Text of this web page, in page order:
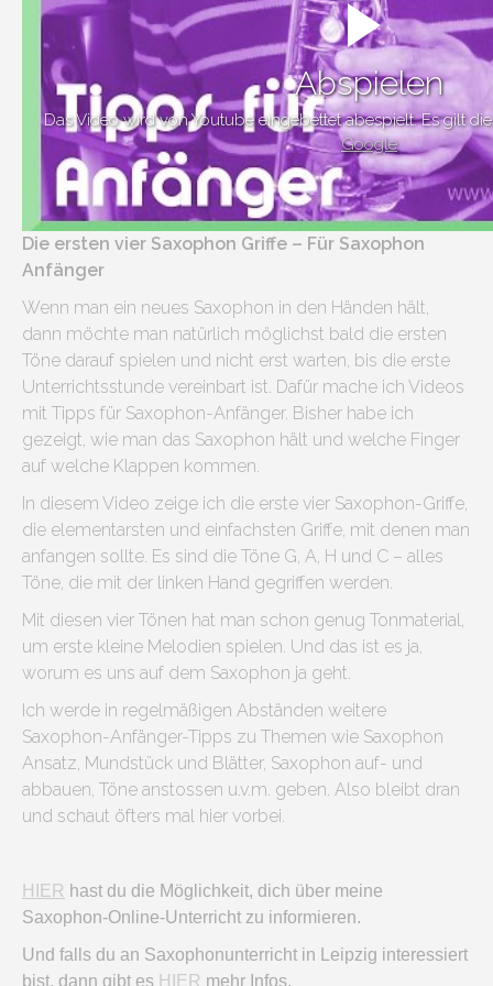
Abspielen
Das Video wird von Youtube eingebettet abespielt. Es gilt
Google
Die ersten vier Saxophon Griffe – Für Saxophon
Anfänger
Wenn man ein neues Saxophon in den Händen hält,
dann möchte man natürlich möglichst bald die ersten
Töne darauf spielen und nicht erst warten, bis die erste
Unterrichtsstunde vereinbart ist. Dafür mache ich Videos
mit Tipps für Saxophon-Anfänger. Bisher habe ich
gezeigt, wie man das Saxophon hält und welche Finger
auf welche Klappen kommen.
In diesem Video zeige ich die erste vier Saxophon-Griffe,
die elementarsten und einfachsten Griffe, mit denen man
anfangen sollte. Es sind die Töne G, A, H und C – alles
Töne, die mit der linken Hand gegriffen werden.
Mit diesen vier Tönen hat man schon genug Tonmaterial,
um erste kleine Melodien spielen. Und das ist es ja,
worum es uns auf dem Saxophon ja geht.
Ich werde in regelmäßigen Abständen weitere
Saxophon-Anfänger-Tipps zu Themen wie Saxophon
Ansatz, Mundstück und Blätter, Saxophon auf- und
abbauen, Töne anstossen u.v.m. geben. Also bleibt dran
und schaut öfters mal hier vorbei.
HIER hast du die Möglichkeit, dich über meine
Saxophon-Online-Unterricht zu informieren.
Und falls du an Saxophonunterricht in Leipzig interessiert
bist, dann gibt es HIER mehr Infos.